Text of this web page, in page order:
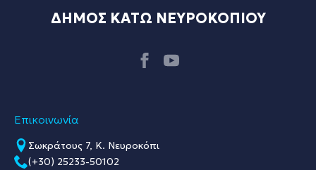
ΔΗΜΟΣ ΚΑΤΩ ΝΕΥΡΟΚΟΠΙΟΥ
Επικοινωνία
Σωκράτους 7, Κ. Νευροκόπι
(+30) 25233-50102